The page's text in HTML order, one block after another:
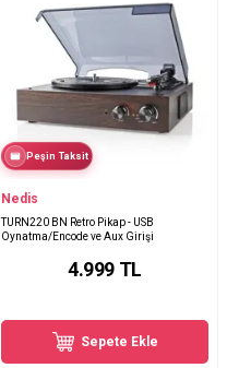
Peşin Taksit
Nedis
TURN220 BN Retro Pikap - USB
Oynatma/Encode ve Aux Girişi
4.999 TL
Sepete Ekle